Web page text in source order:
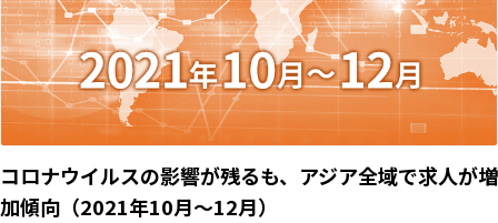
コロナウイルスの影響が残るも、アジア全域で求人が増
加傾向（2021年10月～12月）